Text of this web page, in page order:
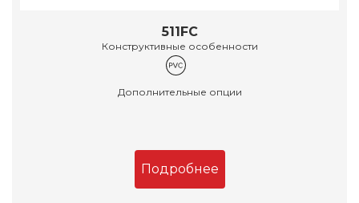
511FC
Конструктивные особенности
Дополнительные опции
Подробнее